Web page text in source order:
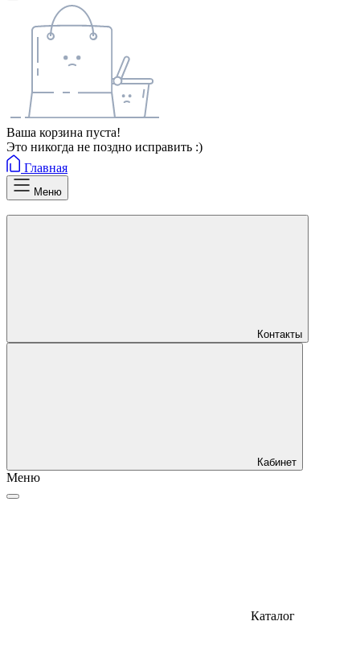
Ваша корзина пуста!
Это никогда не поздно исправить :)
Главная
Меню
Контакты
Кабинет
Меню
Каталог